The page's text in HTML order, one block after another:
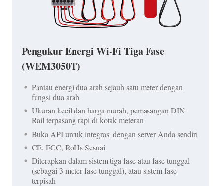
Pengukur Energi Wi-Fi Tiga Fase
(WEM3050T)
Pantau energi dua arah sejauh satu meter dengan
fungsi dua arah
Ukuran kecil dan harga murah, pemasangan DIN-
Rail terpasang rapi di kotak meteran
Buka API untuk integrasi dengan server Anda sendiri
CE, FCC, RoHs Sesuai
Diterapkan dalam sistem tiga fase atau fase tunggal
(sebagai 3 meter fase tunggal), atau sistem fase
terpisah